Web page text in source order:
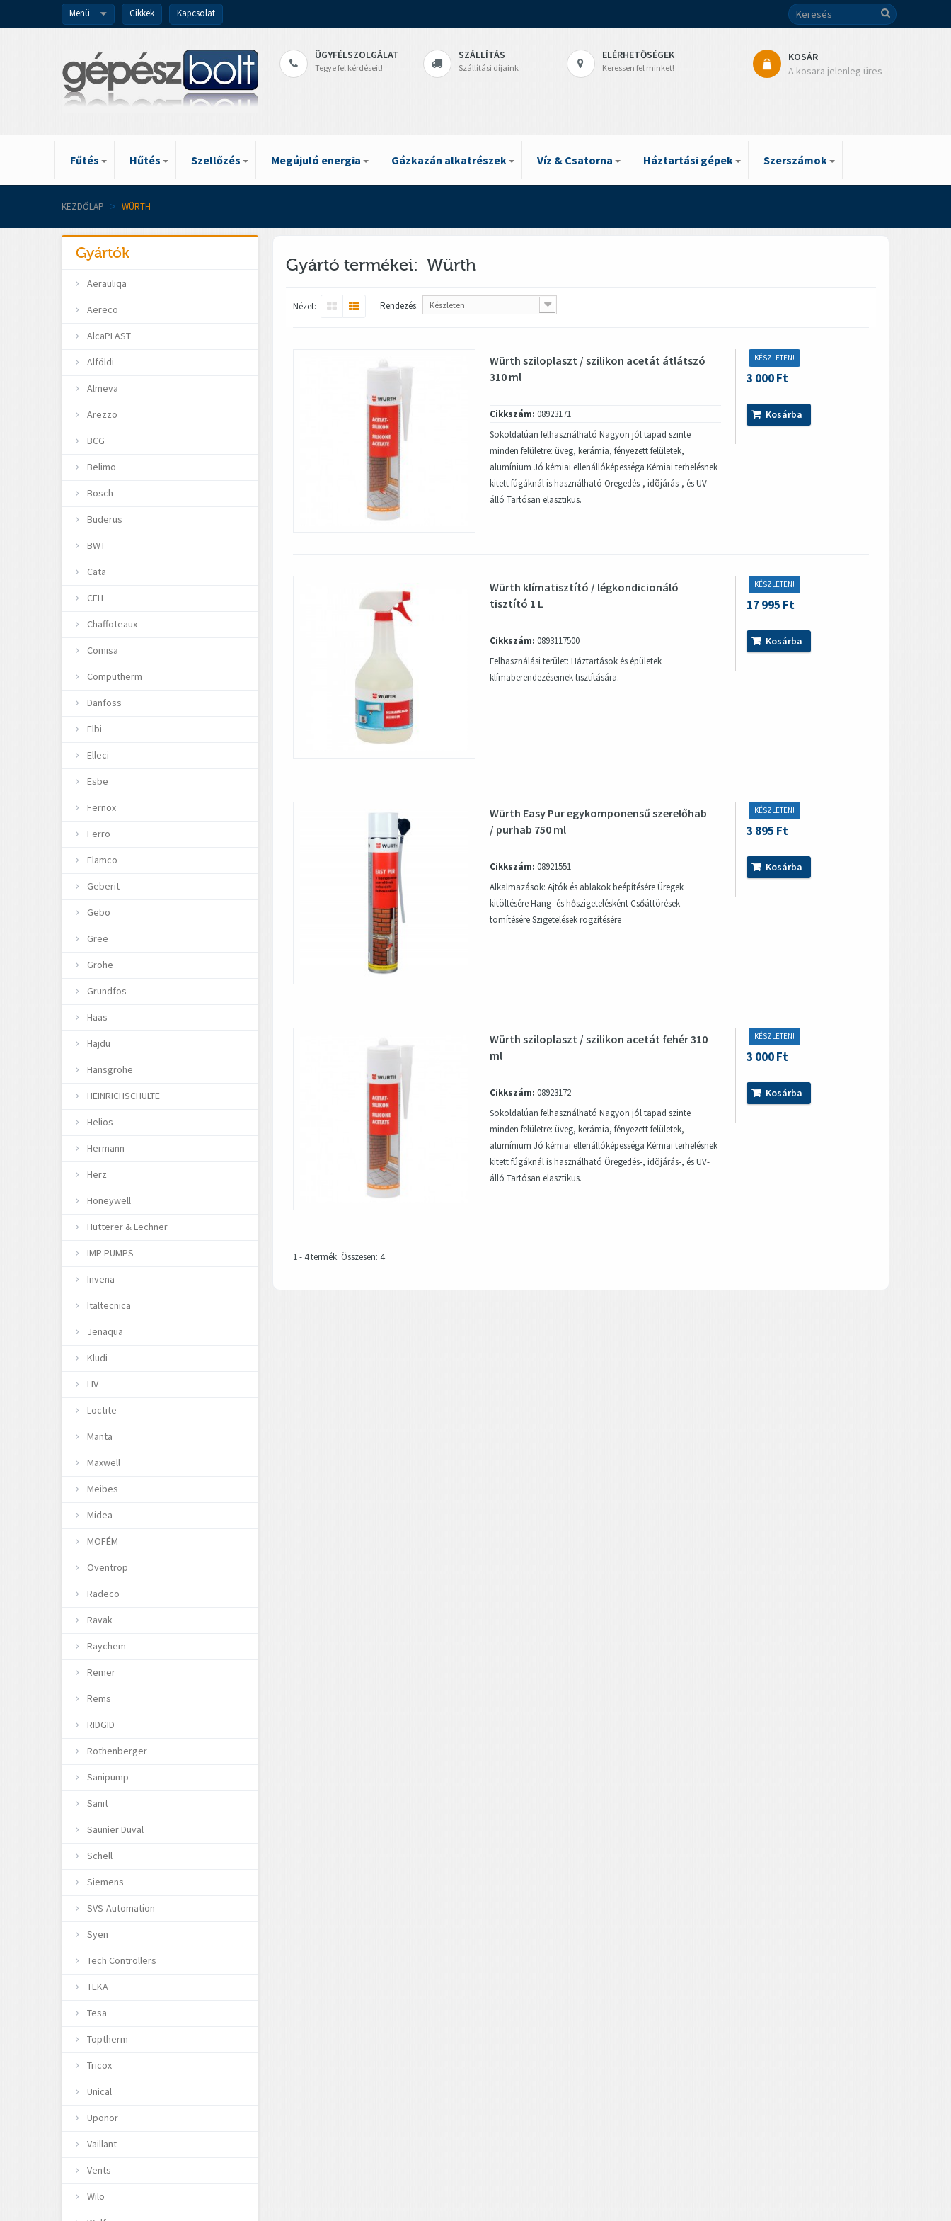
Menü Cikkek Kapcsolat
ÜGYFÉLSZOLGÁLAT
Tegye fel kérdéseit!
SZÁLLÍTÁS
Szállítási díjaink
ELÉRHETŐSÉGEK
Keressen fel minket!
KOSÁR
A kosara jelenleg üres
Fűtés Hűtés Szellőzés Megújuló energia Gázkazán alkatrészek Víz & Csatorna Háztartási gépek Szerszámok
KEZDŐLAP > WÜRTH
Gyártók
Aerauliqa
Aereco
AlcaPLAST
Alföldi
Almeva
Arezzo
BCG
Belimo
Bosch
Buderus
BWT
Cata
CFH
Chaffoteaux
Comisa
Computherm
Danfoss
Elbi
Elleci
Esbe
Fernox
Ferro
Flamco
Geberit
Gebo
Gree
Grohe
Grundfos
Haas
Hajdu
Hansgrohe
HEINRICHSCHULTE
Helios
Hermann
Herz
Honeywell
Hutterer & Lechner
IMP PUMPS
Invena
Italtecnica
Jenaqua
Kludi
LIV
Loctite
Manta
Maxwell
Meibes
Midea
MOFÉM
Oventrop
Radeco
Ravak
Raychem
Remer
Rems
RIDGID
Rothenberger
Sanipump
Sanit
Saunier Duval
Schell
Siemens
SVS-Automation
Syen
Tech Controllers
TEKA
Tesa
Toptherm
Tricox
Unical
Uponor
Vaillant
Vents
Wilo
Gyártó termékei: Würth
Nézet: Rendezés: Készleten
Würth sziloplaszt / szilikon acetát átlátszó
310 ml
Cikkszám: 08923171
Sokoldalúan felhasználható Nagyon jól tapad szinte
minden felületre: üveg, kerámia, fényezett felületek,
alumínium Jó kémiai ellenállóképességa Kémiai terhelésnek
kitett fúgáknál is használható Öregedés-, idõjárás-, és UV-
álló Tartósan elasztikus.
KÉSZLETEN!
3 000 Ft
Kosárba
Würth klímatisztító / légkondicionáló
tisztító 1 L
Cikkszám: 0893117500
Felhasználási terület: Háztartások és épületek
klímaberendezéseinek tisztítására.
KÉSZLETEN!
17 995 Ft
Kosárba
Würth Easy Pur egykomponensű szerelőhab
/ purhab 750 ml
Cikkszám: 08921551
Alkalmazások: Ajtók és ablakok beépítésére Üregek
kitöltésére Hang- és hőszigetelésként Csőáttörések
tömítésére Szigetelések rögzítésére
KÉSZLETEN!
3 895 Ft
Kosárba
Würth sziloplaszt / szilikon acetát fehér 310
ml
Cikkszám: 08923172
Sokoldalúan felhasználható Nagyon jól tapad szinte
minden felületre: üveg, kerámia, fényezett felületek,
alumínium Jó kémiai ellenállóképességa Kémiai terhelésnek
kitett fúgáknál is használható Öregedés-, idõjárás-, és UV-
álló Tartósan elasztikus.
KÉSZLETEN!
3 000 Ft
Kosárba
1 - 4 termék. Összesen: 4